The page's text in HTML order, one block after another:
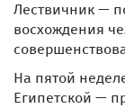
Лествичник —
восхождения
На пятой
Египетской —